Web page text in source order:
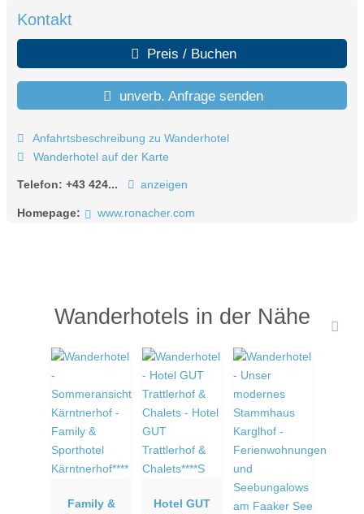
Kontakt
Preis / Buchen
unverb. Anfrage senden
Anfahrtsbeschreibung zu Wanderhotel
Wanderhotel auf der Karte
Telefon: +43 424... anzeigen
Homepage: www.ronacher.com
Wanderhotels in der Nähe
Family &
Hotel GUT